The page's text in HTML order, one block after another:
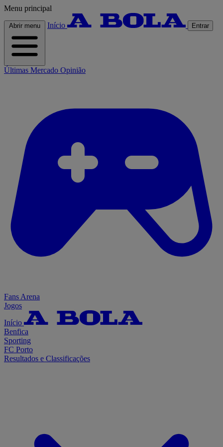
Menu principal
Abrir menu Início Entrar
Últimas Mercado Opinião
Fans Arena
Jogos
Início
Benfica
Sporting
FC Porto
Resultados e Classificações